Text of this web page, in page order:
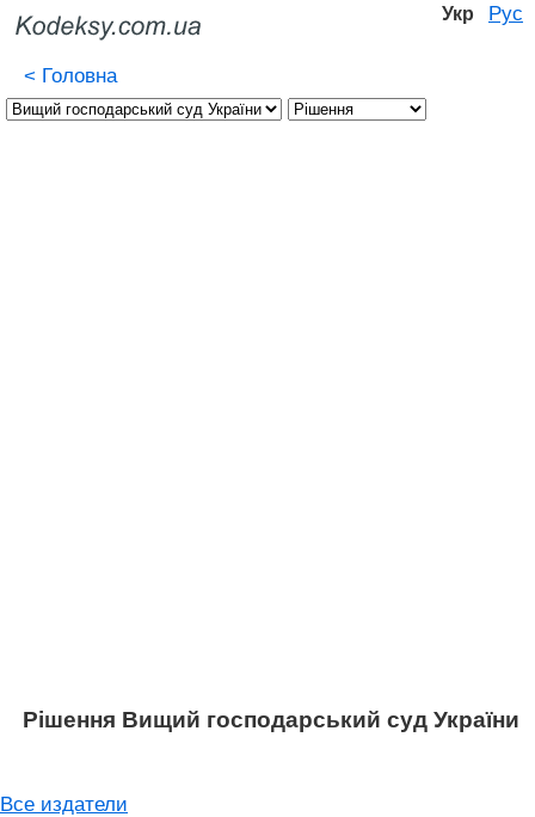
Укр Рус
< Головна
Рішення Вищий господарський суд України
Все издатели